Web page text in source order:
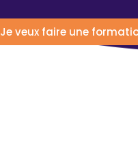
Je veux faire une